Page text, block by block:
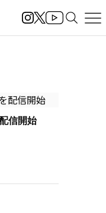
信開始